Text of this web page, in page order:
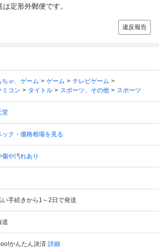
定形外郵便です。
違反報告
ちゃ、ゲーム ゲーム
テレビゲーム
ミコン
タイトル スポーツ、その他 スポーツ
堂
ック・価格相場を見る
傷や汚れあり
い手続きから1～2日で発送
道
かんたん決済 詳細